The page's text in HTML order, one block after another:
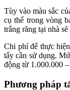
Tùy vào màu sắc
cụ thể trong vòng
trắng răng tại nhà
Chi phí để thực
tẩy cần sử dụng.
động từ 1.000.000
Phương pháp